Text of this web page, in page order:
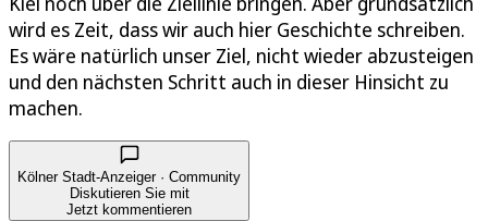
wird es Zeit, dass wir auch hier Geschichte schreiben.
Es wäre natürlich unser Ziel, nicht wieder abzusteigen
und den nächsten Schritt auch in dieser Hinsicht zu
machen.
Kölner Stadt-Anzeiger · Community
Diskutieren Sie mit
Jetzt kommentieren